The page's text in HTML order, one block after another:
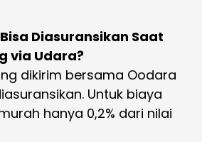
Diasuransikan Saat
via Udara?
dikirim bersama Oodara
Untuk biaya
hanya 0,2% dari nilai